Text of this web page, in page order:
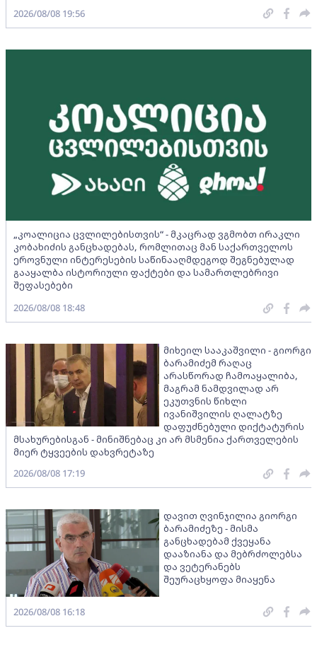
2026/08/08 19:56
„კოალიცია ცვლილებისთვის“ - მკაცრად ვგმობთ ირაკლი
კობახიძის განცხადებას, რომლითაც მან საქართველოს
ეროვნული ინტერესების საწინააღმდეგოდ შეგნებულად
გააყალბა ისტორიული ფაქტები და სამართლებრივი
შეფასებები
2026/08/08 18:48
მიხეილ სააკაშვილი - გიორგი
ბარამიძემ რაღაც
არასწორად ჩამოაყალიბა,
მაგრამ ნამდვილად არ
ეკუთვნის წიხლი
ივანიშვილის ღალატზე
დაფუძნებული დიქტატურის
მსახურებისგან - მინიშნებაც კი არ მსმენია ქართველების
მიერ ტყვეების დახვრეტაზე
2026/08/08 17:19
დავით ღვინჯილია გიორგი
ბარამიძეზე - მისმა
განცხადებამ ქვეყანა
დააზიანა და მებრძოლებსა
და ვეტერანებს
შეურაცხყოფა მიაყენა
2026/08/08 16:18